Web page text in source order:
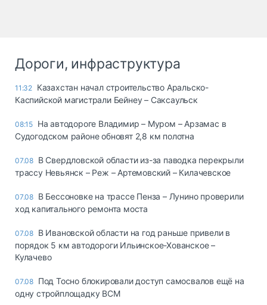
Дороги, инфраструктура
11:32 Казахстан начал строительство Аральско-
Каспийской магистрали Бейнеу – Саксаульск
08:15 На автодороге Владимир – Муром – Арзамас в
Судогодском районе обновят 2,8 км полотна
07.08 В Свердловской области из-за паводка перекрыли
трассу Невьянск – Реж – Артемовский – Килачевское
07.08 В Бессоновке на трассе Пенза – Лунино проверили
ход капитального ремонта моста
07.08 В Ивановской области на год раньше привели в
порядок 5 км автодороги Ильинское-Хованское –
Кулачево
07.08 Под Тосно блокировали доступ самосвалов ещё на
одну стройплощадку ВСМ